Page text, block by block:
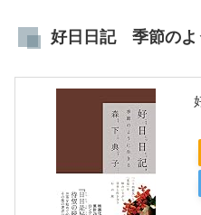
好日日記 季節のよ